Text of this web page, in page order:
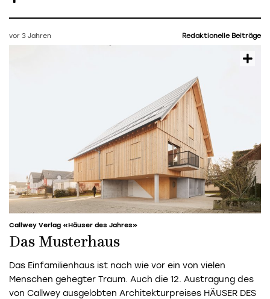
vor 3 Jahren Redaktionelle Beiträge
Callwey Verlag «Häuser des Jahres»
Das Musterhaus
Das Einfamilienhaus ist nach wie vor ein von vielen
Menschen gehegter Traum. Auch die 12. Austragung des
von Callwey ausgelobten Architekturpreises HÄUSER DES